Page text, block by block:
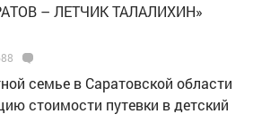
– ЛЕТЧИК ТАЛАЛИХИН»
семье в Саратовской области
стоимости путевки в детский